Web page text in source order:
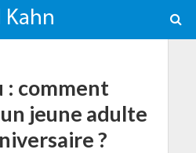
: comment
jeune adulte
?